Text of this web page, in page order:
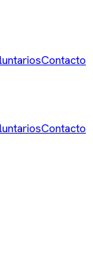
Contacto
Contacto